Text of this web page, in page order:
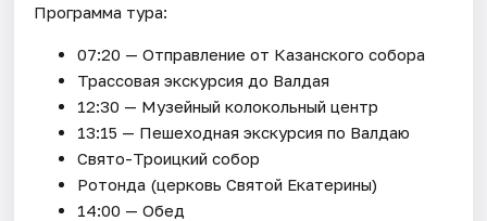
Программа тура:
07:20 — Отправление от Казанского собора
Трассовая экскурсия до Валдая
12:30 — Музейный колокольный центр
13:15 — Пешеходная экскурсия по Валдаю
Свято-Троицкий собор
Ротонда (церковь Святой Екатерины)
14:00 — Обед